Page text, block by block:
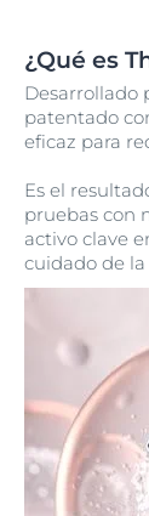
¿Qué es
Desarrollado
patentado
eficaz para
Es el
pruebas con
activo clave
cuidado de